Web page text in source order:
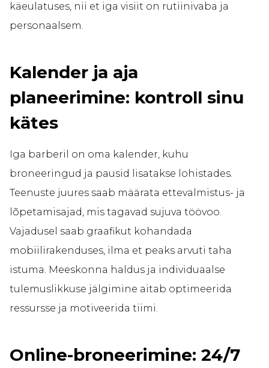
käeulatuses, nii et iga visiit on rutiinivaba ja
personaalsem.
Kalender ja aja
planeerimine: kontroll sinu
kätes
Iga barberil on oma kalender, kuhu
broneeringud ja pausid lisatakse lohistades.
Teenuste juures saab määrata ettevalmistus- ja
lõpetamisajad, mis tagavad sujuva töövoo.
Vajadusel saab graafikut kohandada
mobiilirakenduses, ilma et peaks arvuti taha
istuma. Meeskonna haldus ja individuaalse
tulemuslikkuse jälgimine aitab optimeerida
ressursse ja motiveerida tiimi.
Online-broneerimine: 24/7